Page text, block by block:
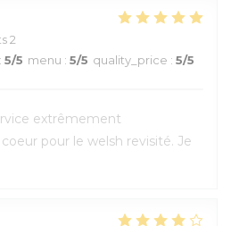
2
: 5/5 menu : 5/5 quality_price : 5/5
extrêmement
pour le welsh revisité. Je